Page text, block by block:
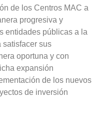
de los Centros MAC a
progresiva y
entidades públicas a la
satisfacer sus
oportuna y con
expansión
de los nuevos
de inversión